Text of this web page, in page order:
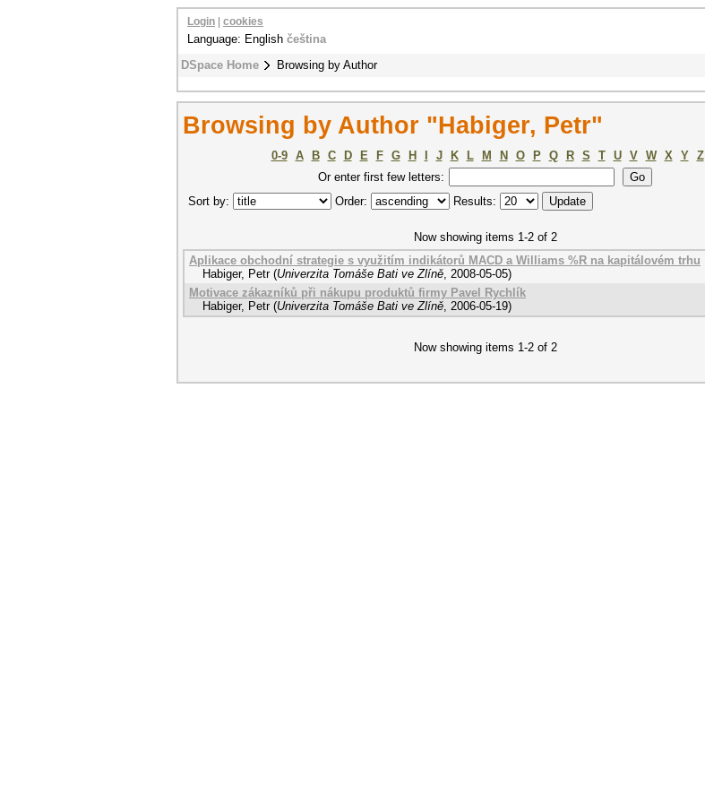
DSpace Home Browsing by Author
Login cookies
Language: English čeština
Browsing by Author "Habiger, Petr"
0-9 A B C D E F G H J K L M N O P Q R S T U V W X Y
Z
Or enter first few letters:
Sort by:
Order: Results:
Now showing items 1-2 of 2
Aplikace obchodní strategie s využitím indikátorů MACD a Williams %R na kapitálovém trhu
Habiger, Petr (Univerzita Tomáše Bati ve Zlíně, 2008-05-05)
Motivace zákazníků při nákupu produktů firmy Pavel Rychlík
Habiger, Petr (Univerzita Tomáše Bati ve Zlíně, 2006-05-19)
Now showing items 1-2 of 2